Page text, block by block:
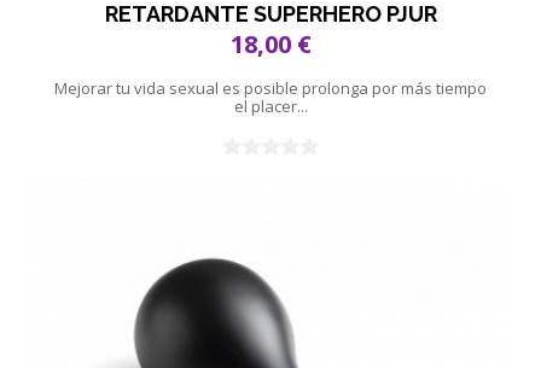
RETARDANTE SUPERHERO PJUR
18,00 €
Mejorar tu vida sexual es posible prolonga por más tiempo
el placer...